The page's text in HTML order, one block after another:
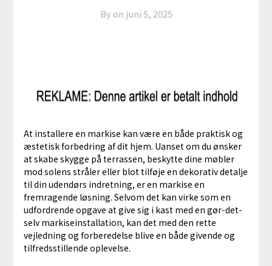
By on juni 5, 2025
At installere en markise kan være en både praktisk og
æstetisk forbedring af dit hjem. Uanset om du ønsker
at skabe skygge på terrassen, beskytte dine møbler
mod solens stråler eller blot tilføje en dekorativ detalje
til din udendørs indretning, er en markise en
fremragende løsning. Selvom det kan virke som en
udfordrende opgave at give sig i kast med en gør-det-
selv markiseinstallation, kan det med den rette
vejledning og forberedelse blive en både givende og
tilfredsstillende oplevelse.